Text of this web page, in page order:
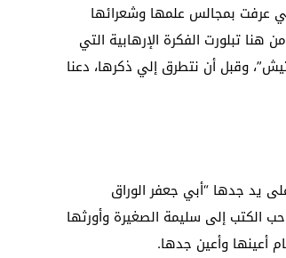
عرفت بمجالس علمها وشعرائها
تبلورت الفكرة الإرهابية التي
وقبل أن نتطرق إلي ذكرها، دعنا
يد جدها “أبي جعفر الوراق
الكتب إلى سليمة الصغيرة وأورثها
أعينها وأعين جدها.